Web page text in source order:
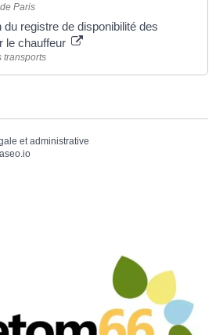
Paris
du registre de disponibilité des
le chauffeur
transports
et administrative